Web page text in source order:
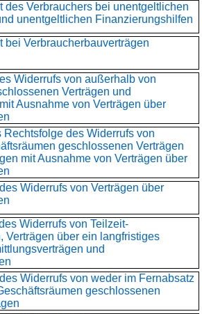
des Verbrauchers bei unentgeltlichen
unentgeltlichen Finanzierungshilfen
bei Verbraucherbauverträgen
Widerrufs von außerhalb von
Verträgen und
Ausnahme von Verträgen über
Rechtsfolge des Widerrufs von
geschlossenen Verträgen
mit Ausnahme von Verträgen über
Widerrufs von Verträgen über
Widerrufs von Teilzeit-
Verträgen über ein langfristiges
und
Widerrufs von weder im Fernabsatz
geschlossenen